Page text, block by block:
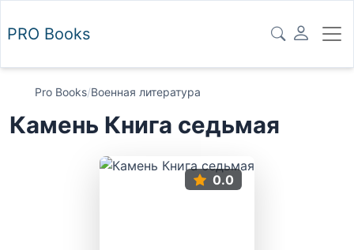
PRO Books
Pro Books/Военная литература
Камень Книга седьмая
0.0